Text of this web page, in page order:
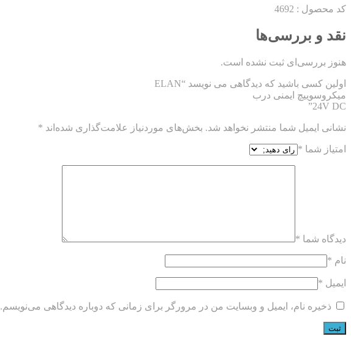
کد محصول : 4692
نقد و بررسی‌ها
هنوز بررسی‌ای ثبت نشده است.
اولین کسی باشید که دیدگاهی می نویسد “ELAN
میکروسوییچ ایمنی درب
24V DC”
نشانی ایمیل شما منتشر نخواهد شد. بخش‌های موردنیاز علامت‌گذاری شده‌اند *
امتیاز شما *
دیدگاه شما *
نام *
ایمیل *
ذخیره نام، ایمیل و وبسایت من در مرورگر برای زمانی که دوباره دیدگاهی می‌نویسم.